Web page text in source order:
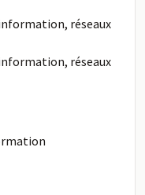
réseaux
réseaux